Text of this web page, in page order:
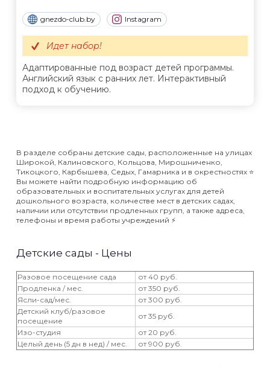
gnezdo-club.by Instagram
Адаптированные под возраст детей программы.
Английский язык с ранних лет. Интерактивный
подход к обучению.
Идет набор!
В разделе собраны детские сады, расположенные на улицах
Широкой, Калиновского, Кольцова, Мирошниченко,
Тикоцкого, Карбышева, Седых, Гамарника и в окрестностях ⭐️
Вы можете найти подробную информацию об
образовательных и воспитательных услугах для детей
дошкольного возраста, количестве мест в детских садах,
наличии или отсутствии продленных групп, а также адреса,
телефоны и время работы учреждений ⚡️
Детские сады - Цены
Разовое посещение сада
от 40 руб.
Продленка / мес.
от 350 руб.
Ясли-сад/мес.
от 300 руб.
Детский клуб/разовое
посещение
от 35 руб.
Изо-студия
от 20 руб.
Целый день (5 дн в нед) / мес.
от 900 руб.